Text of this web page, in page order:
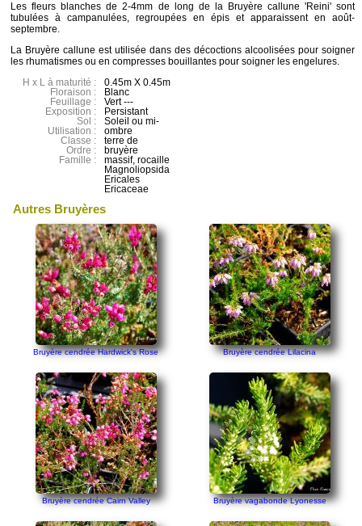
Les fleurs blanches de 2-4mm de long de la Bruyère callune 'Reini' sont
tubulées à campanulées, regroupées en épis et apparaissent en août-
septembre.
La Bruyère callune est utilisée dans des décoctions alcoolisées pour soigner
les rhumatismes ou en compresses bouillantes pour soigner les engelures.
H x L à maturité :
Floraison :
Feuillage :
Exposition :
Sol :
Utilisation :
Classe :
Ordre :
Famille :
0.45m X 0.45m
Blanc
Vert ---
Persistant
Soleil ou mi-
ombre
terre de
bruyère
massif, rocaille
Magnoliopsida
Ericales
Ericaceae
Autres Bruyères
Bruyère cendrée Hardwick's Rose Bruyère cendrée Lilacina
Bruyère cendrée Cairn Valley Bruyère vagabonde Lyonesse